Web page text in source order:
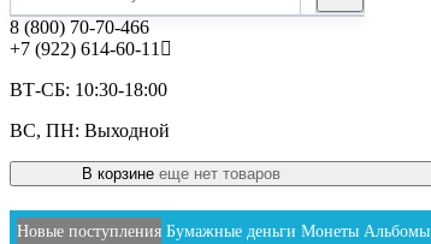
8 (800) 70-70-466
+7 (922) 614-60-11
ВТ-СБ: 10:30-18:00
ВС, ПН: Выходной
В корзине еще нет товаров
Новые поступления Бумажные деньги Монеты Альбомы